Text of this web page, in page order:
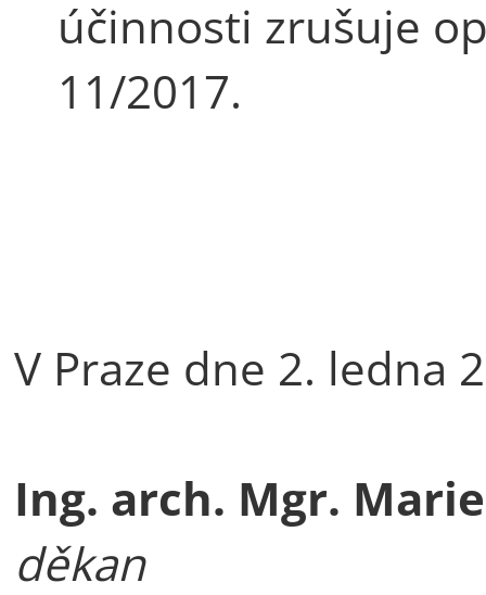
účinnosti zrušuje
11/2017.
V Praze dne 2. ledna
Ing. arch. Mgr.
děkan